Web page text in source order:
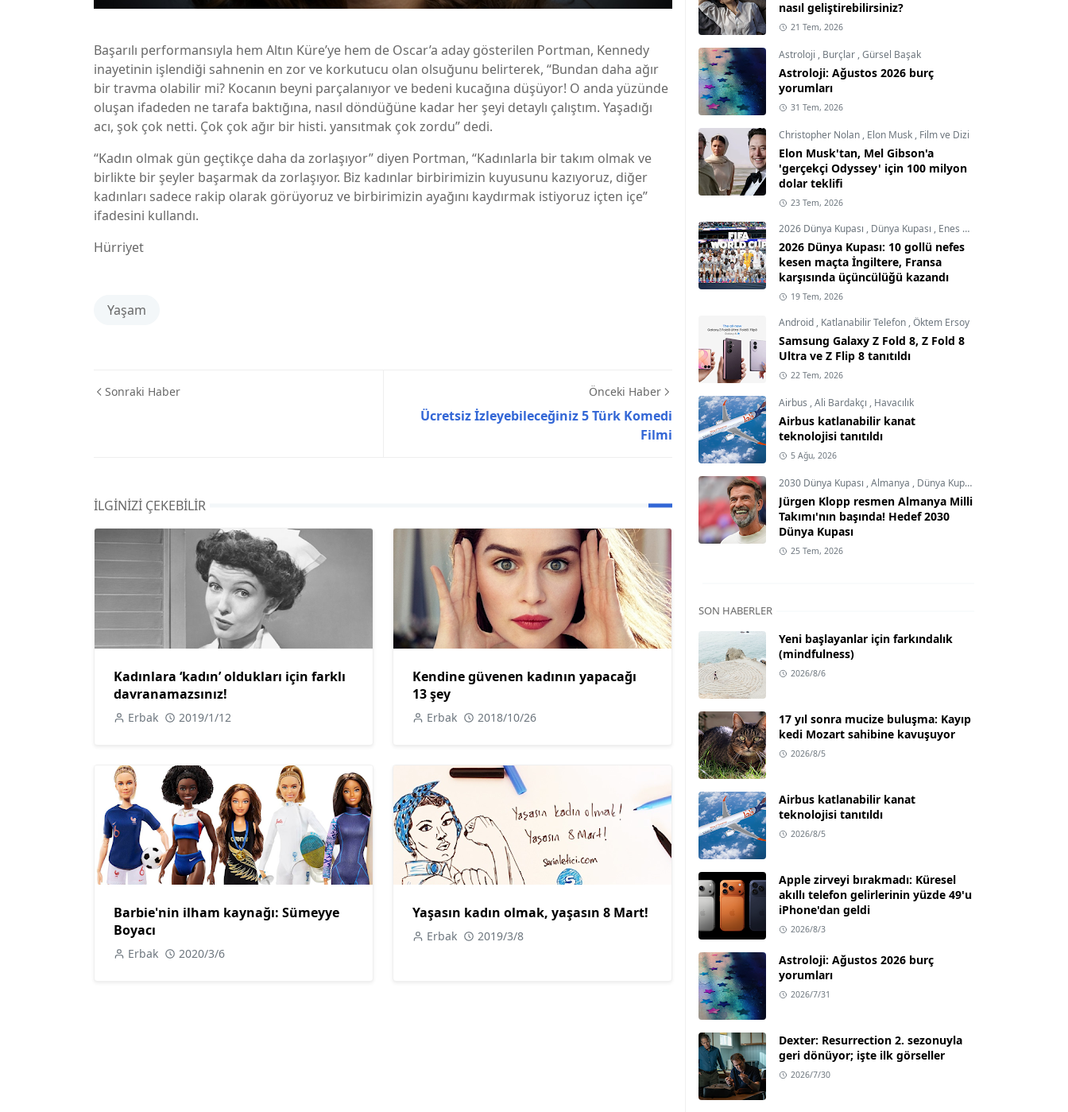
Başarılı performansıyla hem Altın Küre’ye hem de Oscar’a aday gösterilen Portman, Kennedy
inayetinin işlendiği sahnenin en zor ve korkutucu olan olsuğunu belirterek, “Bundan daha ağır
bir travma olabilir mi? Kocanın beyni parçalanıyor ve bedeni kucağına düşüyor! O anda yüzünde
oluşan ifadeden ne tarafa baktığına, nasıl döndüğüne kadar her şeyi detaylı çalıştım. Yaşadığı
acı, şok çok netti. Çok çok ağır bir histi. yansıtmak çok zordu” dedi.
“Kadın olmak gün geçtikçe daha da zorlaşıyor” diyen Portman, “Kadınlarla bir takım olmak ve
birlikte bir şeyler başarmak da zorlaşıyor. Biz kadınlar birbirimizin kuyusunu kazıyoruz, diğer
kadınları sadece rakip olarak görüyoruz ve birbirimizin ayağını kaydırmak istiyoruz içten içe”
ifadesini kullandı.
Hürriyet
Yaşam
Sonraki Haber Önceki Haber
Ücretsiz İzleyebileceğiniz 5 Türk Komedi
Filmi
İLGINIZI ÇEKEBILIR
Kadınlara ‘kadın’ oldukları için farklı
davranamazsınız!
Erbak 2019/1/12
Kendine güvenen kadının yapacağı
13 şey
Erbak 2018/10/26
Barbie'nin ilham kaynağı: Sümeyye
Boyacı
Erbak 2020/3/6
Yaşasın kadın olmak, yaşasın 8 Mart!
Erbak 2019/3/8
nasıl geliştirebilirsiniz?
21 Tem, 2026
Astroloji , Burçlar ,Gürsel Başak
Astroloji: Ağustos 2026 burç
yorumları
31 Tem, 2026
Christopher Nolan , Elon Musk , Film ve Dizi
Elon Musk'tan, Mel Gibson'a
'gerçekçi Odyssey' için 100 milyon
dolar teklifi
23 Tem, 2026
2026 Dünya Kupası , Dünya Kupası , Enes Demircioğlu
2026 Dünya Kupası: 10 gollü nefes
kesen maçta İngiltere, Fransa
karşısında üçüncülüğü kazandı
19 Tem, 2026
Android , Katlanabilir Telefon ,Öktem Ersoy
Samsung Galaxy Z Fold 8, Z Fold 8
Ultra ve Z Flip 8 tanıtıldı
22 Tem, 2026
Airbus ,Ali Bardakçı , Havacılık
Airbus katlanabilir kanat
teknolojisi tanıtıldı
5 Ağu, 2026
2030 Dünya Kupası ,Almanya , Dünya Kupası
Jürgen Klopp resmen Almanya Milli
Takımı'nın başında! Hedef 2030
Dünya Kupası
25 Tem, 2026
SON HABERLER
Yeni başlayanlar için farkındalık
(mindfulness)
2026/8/6
17 yıl sonra mucize buluşma: Kayıp
kedi Mozart sahibine kavuşuyor
2026/8/5
Airbus katlanabilir kanat
teknolojisi tanıtıldı
2026/8/5
Apple zirveyi bırakmadı: Küresel
akıllı telefon gelirlerinin yüzde 49'u
iPhone'dan geldi
2026/8/3
Astroloji: Ağustos 2026 burç
yorumları
2026/7/31
Dexter: Resurrection 2. sezonuyla
geri dönüyor; işte ilk görseller
2026/7/30